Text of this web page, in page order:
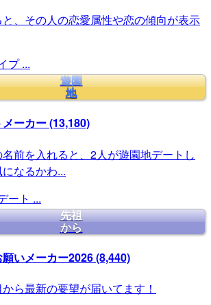
、その人の恋愛属性や恋の傾向が表示
プ ...
遊園
地
ーカー(13,180)
前を入れると、2人が遊園地デートし
なるかわ...
ート ...
先祖
から
いメーカー2026(8,440)
ら最新の要望が届いてます！